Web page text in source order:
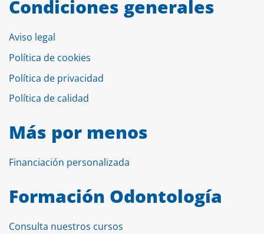
Condiciones generales
Aviso legal
Política de cookies
Política de privacidad
Política de calidad
Más por menos
Financiación personalizada
Formación Odontología
Consulta nuestros cursos